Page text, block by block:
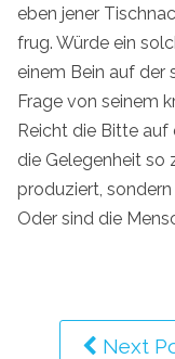
eben jener
frug. Würde ein
einem Bein auf der
Frage von seinem
Reicht die Bitte auf
die Gelegenheit so
produziert,
Oder sind die
Next